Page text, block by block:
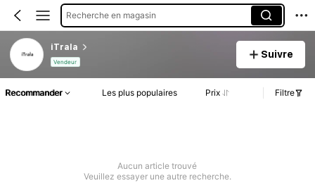
Recherche en magasin
iTrala
Vendeur
Suivre
Recommander Les plus populaires Prix Filtre
Aucun article trouvé
Veuillez essayer une autre recherche.